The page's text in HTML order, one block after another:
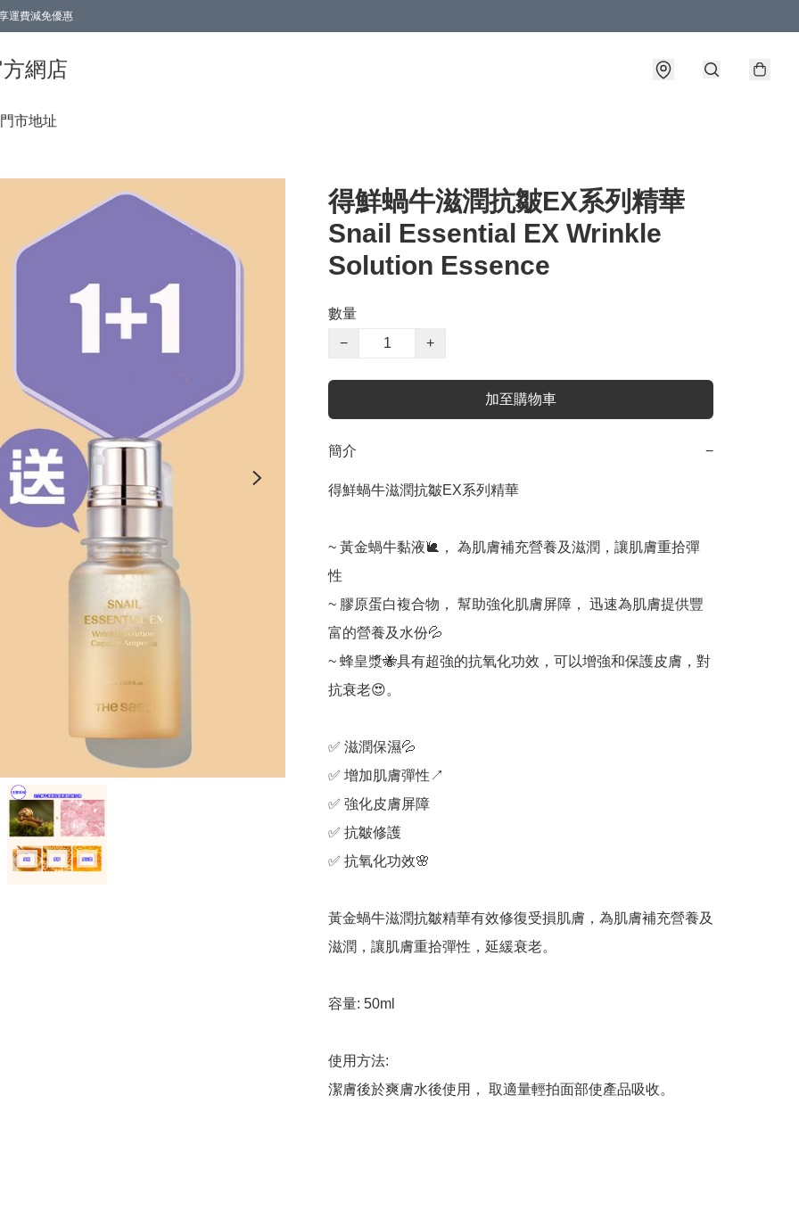
運費減免優惠
網店
門市地址
得鮮蝸牛滋潤抗皺EX系列精華
Snail Essential EX Wrinkle
Solution Essence
數量
−
+
加至購物車
簡介 −
得鮮蝸牛滋潤抗皺EX系列精華
~ 黃金蝸牛黏液🐌， 為肌膚補充營養及滋潤，讓肌膚重拾彈
性
~ 膠原蛋白複合物， 幫助強化肌膚屏障， 迅速為肌膚提供豐
富的營養及水份💦
~ 蜂皇漿🐝具有超強的抗氧化功效，可以增強和保護皮膚，對
抗衰老😍。
✅ 滋潤保濕💦
✅ 增加肌膚彈性↗️
✅ 強化皮膚屏障
✅ 抗皺修護
✅ 抗氧化功效🌸
黃金蝸牛滋潤抗皺精華有效修復受損肌膚，為肌膚補充營養及
滋潤，讓肌膚重拾彈性，延緩衰老。
容量: 50ml
使用方法:
潔膚後於爽膚水後使用， 取適量輕拍面部使產品吸收。